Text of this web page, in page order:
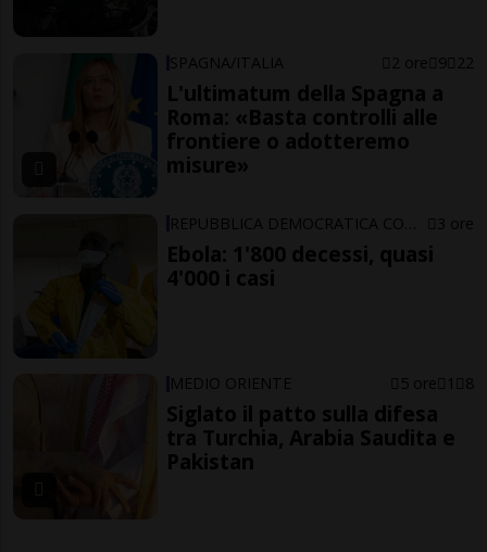
SPAGNA/ITALIA 2 ore 9 22
L'ultimatum della Spagna a
Roma: «Basta controlli alle
frontiere o adotteremo
misure»
3 ore
Ebola: 1'800 decessi, quasi
4'000 i casi
MEDIO ORIENTE 5 ore 1 8
Siglato il patto sulla difesa
tra Turchia, Arabia Saudita e
Pakistan